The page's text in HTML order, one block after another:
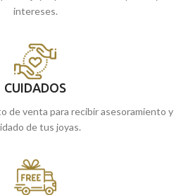
intereses.
CUIDADOS
de venta para recibir asesoramiento y
de tus joyas.